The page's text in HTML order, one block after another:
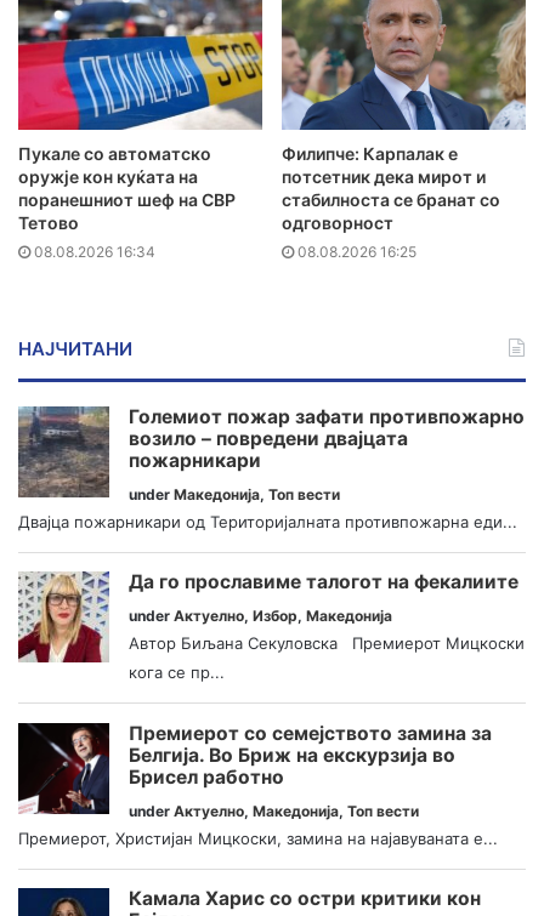
Пукале со автоматско
оружје кон куќата на
поранешниот шеф на СВР
Тетово
08.08.2026 16:34
Филипче: Карпалак е
потсетник дека мирот и
стабилноста се бранат со
одговорност
08.08.2026 16:25
НАЈЧИТАНИ
Големиот пожар зафати противпожарно
возило – повредени двајцата
пожарникари
under Македонија, Топ вести
Двајца пожарникари од Територијалната противпожарна еди...
Да го прославиме талогот на фекалиите
under Актуелно, Избор, Македонија
Автор Биљана Секуловска Премиерот Мицкоски
кога се пр...
Премиерот со семејството замина за
Белгија. Во Бриж на екскурзија во
Брисел работно
under Актуелно, Македонија, Топ вести
Премиерот, Христијан Мицкоски, замина на најавуваната е...
Камала Харис со остри критики кон